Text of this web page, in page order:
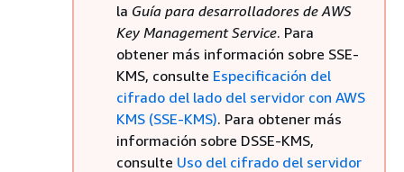
la Guía para desarrolladores de AWS
Key Management Service. Para
obtener más información sobre SSE-
KMS, consulte Especificación del
cifrado del lado del servidor con AWS
KMS (SSE-KMS). Para obtener más
información sobre DSSE-KMS,
consulte Uso del cifrado del servidor